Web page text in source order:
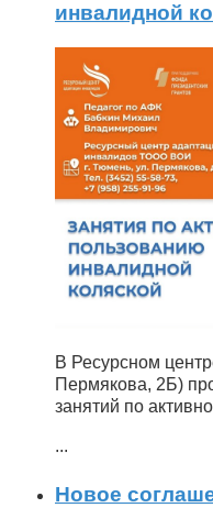
инвалидной
В Ресурсном
Пермякова, 2Б)
занятий по
...
Новое